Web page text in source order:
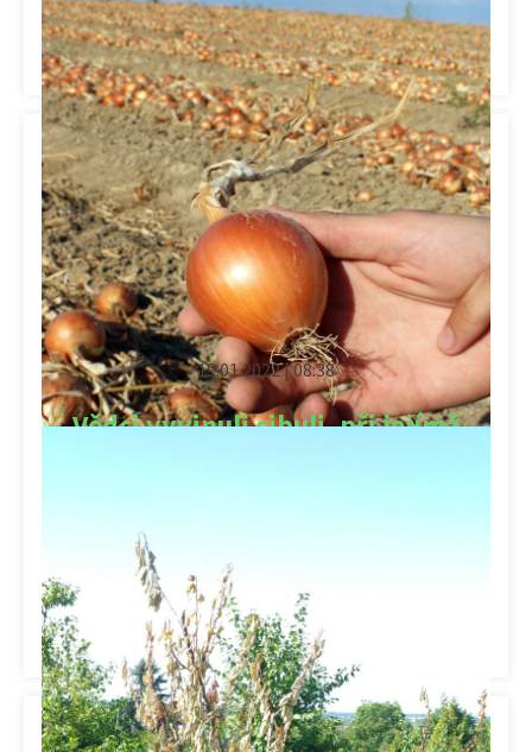
Kategorie:
Vinařství,Vinohradnictví,Výzkum
19.01.2022 | 08:38
Vědci vyvinuli cibuli, při jejímž
hlásí splněno. Podařilo se jim vyvinout cibuli, při jejímž
krájení člověk […]
Kategorie:
Výzkum
Zahradnictví,Zelinářství